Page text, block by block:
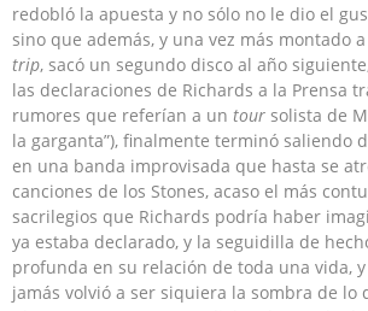
redobló la apuesta y no sólo no le dio el
sino que además, y una vez más montado
trip, sacó un segundo disco al año
las declaraciones de Richards a la Prensa
rumores que referían a un tour solista de
la garganta”), finalmente terminó saliendo
en una banda improvisada que hasta se
canciones de los Stones, acaso el más
sacrilegios que Richards podría haber
ya estaba declarado, y la seguidilla de
profunda en su relación de toda una vida,
jamás volvió a ser siquiera la sombra de lo